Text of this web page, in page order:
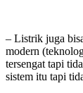
– Listrik juga
modern
tersengat tapi
sistem itu tapi